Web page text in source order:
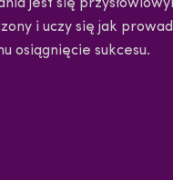
jest się
i uczy się jak
osiągnięcie sukcesu.